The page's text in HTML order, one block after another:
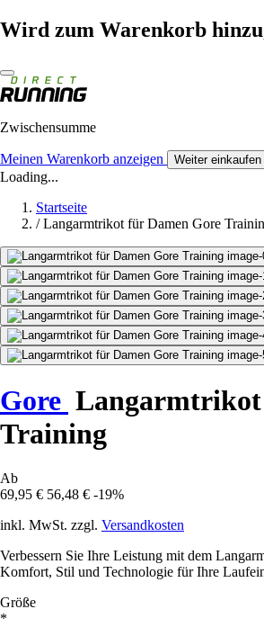
Wird zum Warenkorb
Zwischensumme
Meinen Warenkorb anzeigen Weiter einkaufen
Loading...
Startseite
/ Langarmtrikot für Damen Gore
Gore
Training
Ab
69,95 € 56,48 € -19%
inkl. MwSt. zzgl. Versandkosten
Verbessern Sie Ihre Leistung mit dem
Komfort, Stil und Technologie für Ihre
Größe
*